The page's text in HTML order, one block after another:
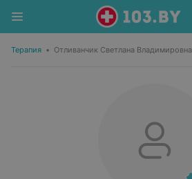
Терапия • Отливанчик Светлана Владимировна